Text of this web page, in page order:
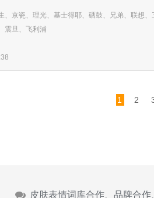
、京瓷、理光、基士得耶、硒鼓、兄弟、联想
震旦、飞利浦
1 2
皮肤表情词库合作、品牌合